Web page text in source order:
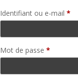
Identifiant ou e-mail*
Mot de passe*